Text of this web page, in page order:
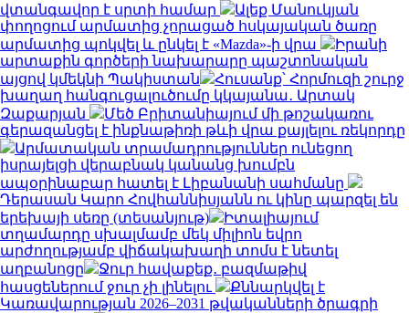
վտանգավոր է սրտի համար
Ալեք Մանուկյան
փողոցում արմատից չորացած հսկայական ծառը
արմատից պոկվել և ընկել է «Mazda»-ի վրա
Իրանի
արտաքին գործերի նախարարը պաշտոնական
այցով կմեկնի Պակիստան
Հուսանք՝ Հորմուզի շուրջ
խաղաղ հանգուցալուծումը կկայանա․ Արտակ
Զաքարյան
Մեծ Բրիտանիայում մի թոշակառու
գերազանցել է ինքնաթիռի թևի վրա քայլելու ռեկորդը
Արմատական տրամադրություններ ունեցող
իսրայելցի վերաբնակ կանանց խումբն
ապօրինաբար հատել է Լիբանանի սահմանը
Դերասան Կարո Հովհաննիսյանն ու կինը պարզել են
երեխայի սեռը (տեսանյութ)
Իտալիայում
տղամարդը սխալմամբ մեկ միլիոն եվրո
արժողությամբ վիճակախաղի տոմս է նետել
աղբանոցը
Ջուր հավաքեք․ բազմաթիվ
հասցեներում ջուր չի լինելու
Քննարկվել է
Կառավարության 2026–2031 թվականների ծրագրի